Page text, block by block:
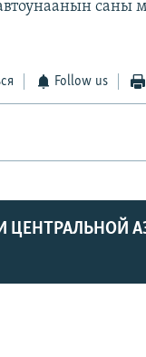
саны
Follow us
ЦЕНТРАЛЬНОЙ